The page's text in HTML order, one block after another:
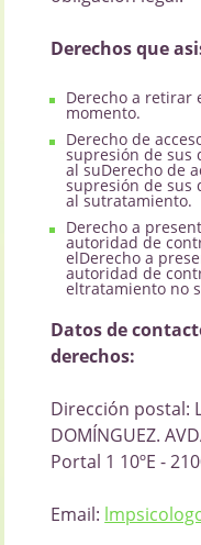
Derechos que
Derecho a retirar
momento.
Derecho de
supresión de sus
al suDerecho de
supresión de sus
al sutratamiento.
Derecho a
autoridad de
elDerecho a
autoridad de
eltratamiento no
Datos de
derechos:
Dirección postal:
DOMÍNGUEZ.
Portal 1 10ºE -
Email: